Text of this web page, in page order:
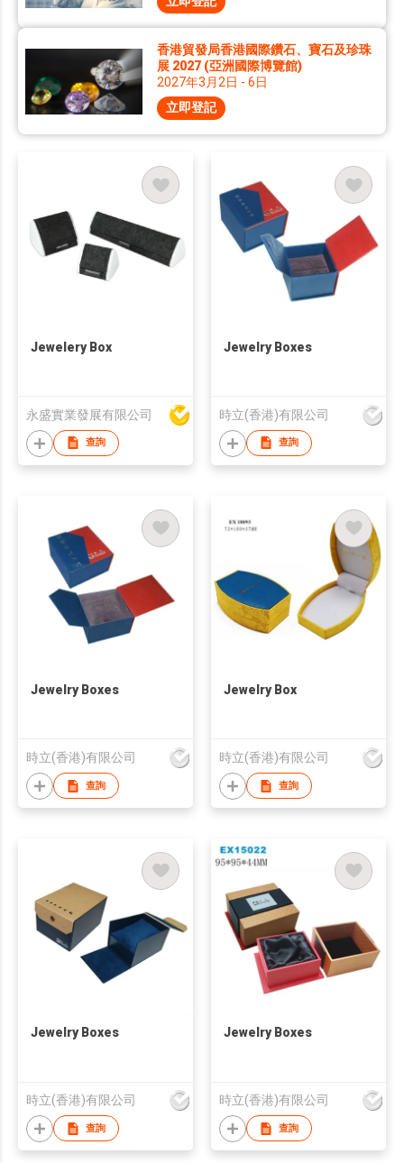
香港貿發局香港國際鑽石、寶石及珍珠
展 2027 (亞洲國際博覽館)
2027年3月2日 - 6日
立即登記
Jewelery Box
永盛實業發展有限公司
查詢
Jewelry Boxes
時立(香港)有限公司
查詢
Jewelry Boxes
時立(香港)有限公司
查詢
Jewelry Box
時立(香港)有限公司
查詢
Jewelry Boxes
時立(香港)有限公司
查詢
Jewelry Boxes
時立(香港)有限公司
查詢